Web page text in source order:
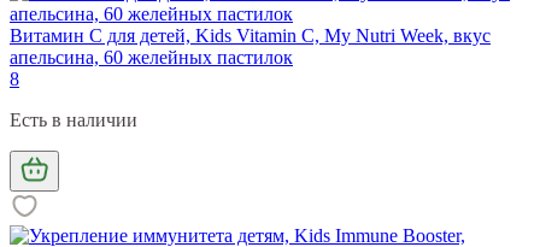
Витамин С для детей, Kids Vitamin C, My Nutri Week, вкус
апельсина, 60 желейных пастилок
8
Есть в наличии